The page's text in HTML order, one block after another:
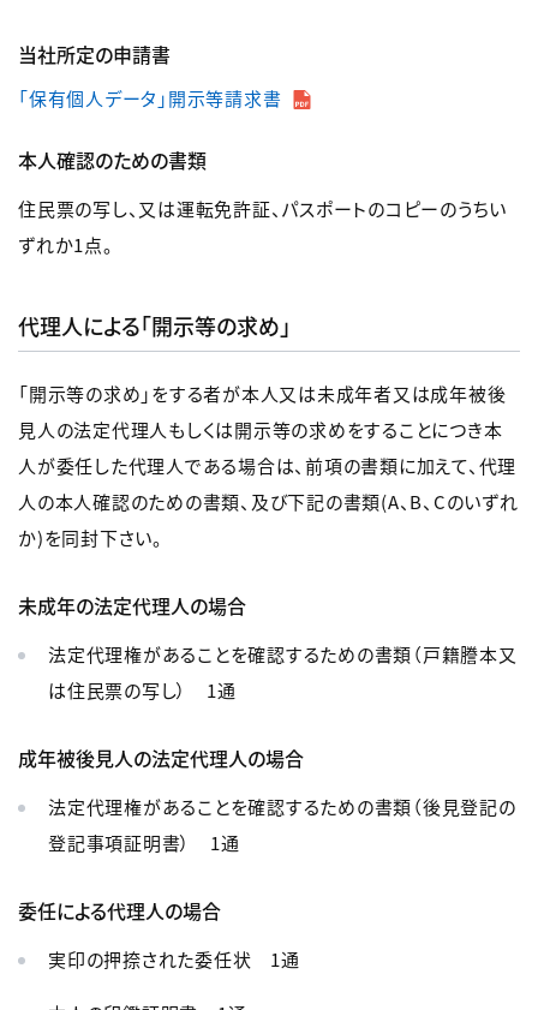
当社所定の申請書
「保有個人データ」開示等請求書
本人確認のための書類
住民票の写し、又は運転免許証、パスポートのコピーのうちい
ずれか1点。
代理人による「開示等の求め」
「開示等の求め」をする者が本人又は未成年者又は成年被後
見人の法定代理人もしくは開示等の求めをすることにつき本
人が委任した代理人である場合は、前項の書類に加えて、代理
人の本人確認のための書類、及び下記の書類(A、B、Cのいずれ
か)を同封下さい。
未成年の法定代理人の場合
法定代理権があることを確認するための書類（戸籍謄本又
は住民票の写し） 1通
成年被後見人の法定代理人の場合
法定代理権があることを確認するための書類（後見登記の
登記事項証明書） 1通
委任による代理人の場合
実印の押捺された委任状 1通